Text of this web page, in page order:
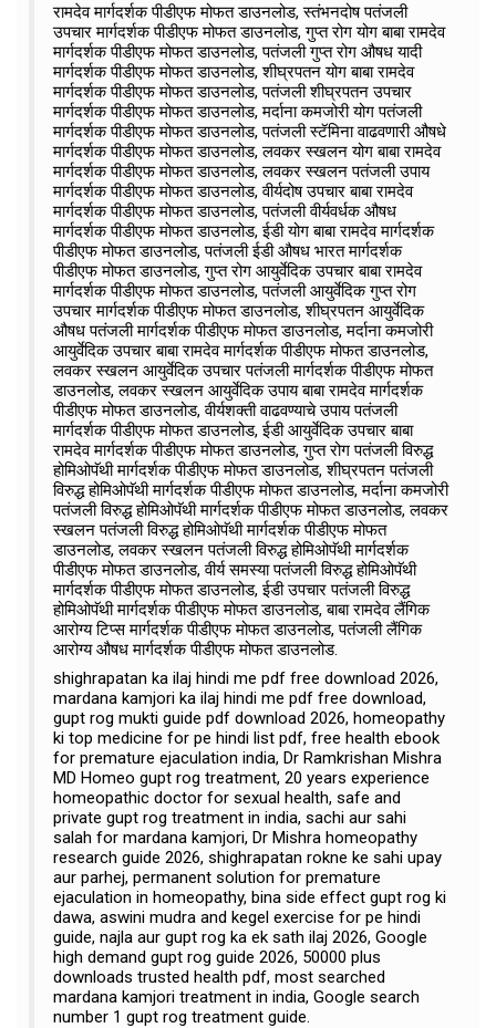
रामदेव मार्गदर्शक पीडीएफ मोफत डाउनलोड, स्तंभनदोष पतंजली
उपचार मार्गदर्शक पीडीएफ मोफत डाउनलोड, गुप्त रोग योग बाबा रामदेव
मार्गदर्शक पीडीएफ मोफत डाउनलोड, पतंजली गुप्त रोग औषध यादी
मार्गदर्शक पीडीएफ मोफत डाउनलोड, शीघ्रपतन योग बाबा रामदेव
मार्गदर्शक पीडीएफ मोफत डाउनलोड, पतंजली शीघ्रपतन उपचार
मार्गदर्शक पीडीएफ मोफत डाउनलोड, मर्दाना कमजोरी योग पतंजली
मार्गदर्शक पीडीएफ मोफत डाउनलोड, पतंजली स्टॅमिना वाढवणारी औषधे
मार्गदर्शक पीडीएफ मोफत डाउनलोड, लवकर स्खलन योग बाबा रामदेव
मार्गदर्शक पीडीएफ मोफत डाउनलोड, लवकर स्खलन पतंजली उपाय
मार्गदर्शक पीडीएफ मोफत डाउनलोड, वीर्यदोष उपचार बाबा रामदेव
मार्गदर्शक पीडीएफ मोफत डाउनलोड, पतंजली वीर्यवर्धक औषध
मार्गदर्शक पीडीएफ मोफत डाउनलोड, ईडी योग बाबा रामदेव मार्गदर्शक
पीडीएफ मोफत डाउनलोड, पतंजली ईडी औषध भारत मार्गदर्शक
पीडीएफ मोफत डाउनलोड, गुप्त रोग आयुर्वेदिक उपचार बाबा रामदेव
मार्गदर्शक पीडीएफ मोफत डाउनलोड, पतंजली आयुर्वेदिक गुप्त रोग
उपचार मार्गदर्शक पीडीएफ मोफत डाउनलोड, शीघ्रपतन आयुर्वेदिक
औषध पतंजली मार्गदर्शक पीडीएफ मोफत डाउनलोड, मर्दाना कमजोरी
आयुर्वेदिक उपचार बाबा रामदेव मार्गदर्शक पीडीएफ मोफत डाउनलोड,
लवकर स्खलन आयुर्वेदिक उपचार पतंजली मार्गदर्शक पीडीएफ मोफत
डाउनलोड, लवकर स्खलन आयुर्वेदिक उपाय बाबा रामदेव मार्गदर्शक
पीडीएफ मोफत डाउनलोड, वीर्यशक्ती वाढवण्याचे उपाय पतंजली
मार्गदर्शक पीडीएफ मोफत डाउनलोड, ईडी आयुर्वेदिक उपचार बाबा
रामदेव मार्गदर्शक पीडीएफ मोफत डाउनलोड, गुप्त रोग पतंजली विरुद्ध
होमिओपॅथी मार्गदर्शक पीडीएफ मोफत डाउनलोड, शीघ्रपतन पतंजली
विरुद्ध होमिओपॅथी मार्गदर्शक पीडीएफ मोफत डाउनलोड, मर्दाना कमजोरी
पतंजली विरुद्ध होमिओपॅथी मार्गदर्शक पीडीएफ मोफत डाउनलोड, लवकर
स्खलन पतंजली विरुद्ध होमिओपॅथी मार्गदर्शक पीडीएफ मोफत
डाउनलोड, लवकर स्खलन पतंजली विरुद्ध होमिओपॅथी मार्गदर्शक
पीडीएफ मोफत डाउनलोड, वीर्य समस्या पतंजली विरुद्ध होमिओपॅथी
मार्गदर्शक पीडीएफ मोफत डाउनलोड, ईडी उपचार पतंजली विरुद्ध
होमिओपॅथी मार्गदर्शक पीडीएफ मोफत डाउनलोड, बाबा रामदेव लैंगिक
आरोग्य टिप्स मार्गदर्शक पीडीएफ मोफत डाउनलोड, पतंजली लैंगिक
आरोग्य औषध मार्गदर्शक पीडीएफ मोफत डाउनलोड.
shighrapatan ka ilaj hindi me pdf free download 2026,
mardana kamjori ka ilaj hindi me pdf free download,
gupt rog mukti guide pdf download 2026, homeopathy
ki top medicine for pe hindi list pdf, free health ebook
for premature ejaculation india, Dr Ramkrishan Mishra
MD Homeo gupt rog treatment, 20 years experience
homeopathic doctor for sexual health, safe and
private gupt rog treatment in india, sachi aur sahi
salah for mardana kamjori, Dr Mishra homeopathy
research guide 2026, shighrapatan rokne ke sahi upay
aur parhej, permanent solution for premature
ejaculation in homeopathy, bina side effect gupt rog ki
dawa, aswini mudra and kegel exercise for pe hindi
guide, najla aur gupt rog ka ek sath ilaj 2026, Google
high demand gupt rog guide 2026, 50000 plus
downloads trusted health pdf, most searched
mardana kamjori treatment in india, Google search
number 1 gupt rog treatment guide.